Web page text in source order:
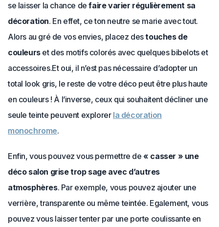
se laisser la chance defaire varier régulièrement sa
décoration. En effet, ce ton neutre se marie avec tout.
Alors au gré de vos envies, placez destouches de
couleurset des motifs colorés avec quelques bibelots et
accessoires.Et oui, il n’est pas nécessaire d’adopter un
total look gris, le reste de votre déco peut être plus haute
en couleurs ! À l’inverse, ceux qui souhaitent décliner une
seule teinte peuvent explorer la décoration
monochrome.
Enfin, vous pouvez vous permettre de « casser » une
déco salon grise trop sage avec d’autres
atmosphères. Par exemple, vous pouvez ajouter une
verrière, transparente ou même teintée. Egalement, vous
pouvez vous laisser tenter par une porte coulissante en